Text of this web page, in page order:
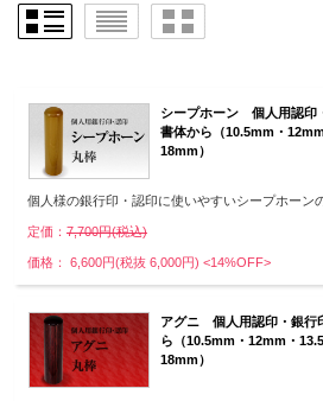
シープホーン 個人用認印
書体から（10.5mm・
18mm）
個人様の銀行印・認印に使いやすいシープホーン
定価： 7,700円(税込)
価格： 6,600円(税抜 6,000円) <14%OFF>
アグニ 個人用認印・銀行
ら（10.5mm・12mm・
18mm）